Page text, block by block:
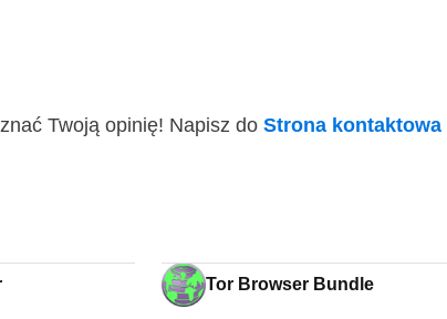
Twoją opinię! Napisz do Strona kontaktowa
Tor Browser Bundle